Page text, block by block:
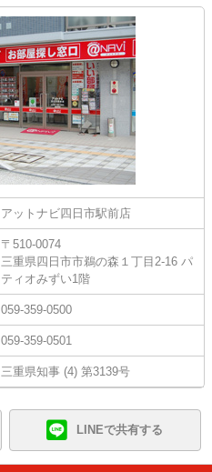
アットナビ四日市駅前店
〒510-0074
三重県四日市市鵜の森１丁目2-16 パ
ティオみずい1階
059-359-0500
059-359-0501
三重県知事 (4) 第3139号
LINEで共有する